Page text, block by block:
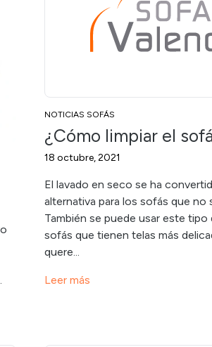
NOTICIAS SOFÁS
¿Cómo limpiar el
18 octubre, 2021
El lavado en seco se ha
alternativa para los sofás que no
También se puede usar este tipo
sofás que tienen telas más
quere...
Leer más